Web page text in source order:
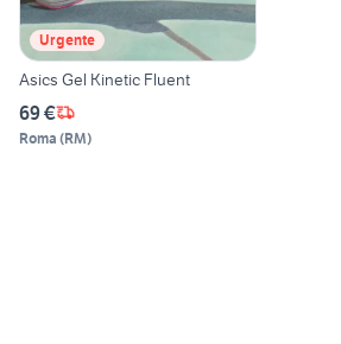
Urgente
Asics Gel Kinetic Fluent
69 €
Roma (RM)